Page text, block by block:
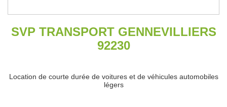
SVP TRANSPORT GENNEVILLIERS
92230
Location de courte durée de voitures et de véhicules automobiles
légers